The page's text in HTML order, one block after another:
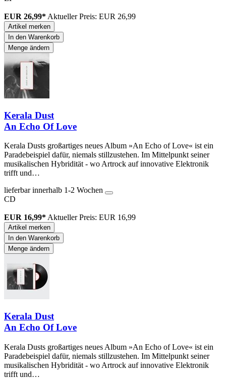
EUR 26,99* Aktueller Preis: EUR 26,99
Artikel merken
In den Warenkorb
Menge ändern
Kerala Dust
An Echo Of Love
Kerala Dusts großartiges neues Album »An Echo of Love« ist ein
Paradebeispiel dafür, niemals stillzustehen. Im Mittelpunkt seiner
musikalischen Hybridität - wo Artrock auf innovative Elektronik
trifft und…
lieferbar innerhalb 1-2 Wochen
CD
EUR 16,99* Aktueller Preis: EUR 16,99
Artikel merken
In den Warenkorb
Menge ändern
Kerala Dust
An Echo Of Love
Kerala Dusts großartiges neues Album »An Echo of Love« ist ein
Paradebeispiel dafür, niemals stillzustehen. Im Mittelpunkt seiner
musikalischen Hybridität - wo Artrock auf innovative Elektronik
trifft und…